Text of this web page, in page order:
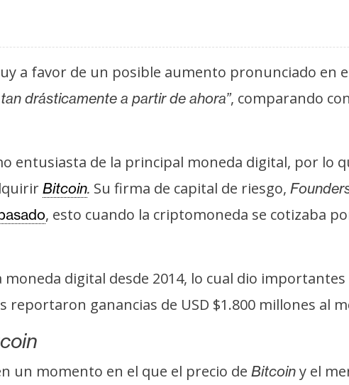
a favor de un posible aumento pronunciado en
drásticamente a partir de ahora”, comparando
entusiasta de la principal moneda digital, por lo
Bitcoin. Su firma de capital de riesgo,
, esto cuando la criptomoneda se cotizaba
digital desde 2014, lo cual dio
reportaron ganancias de USD $1.800 millones al
un momento en el que el precio de Bitcoin y el